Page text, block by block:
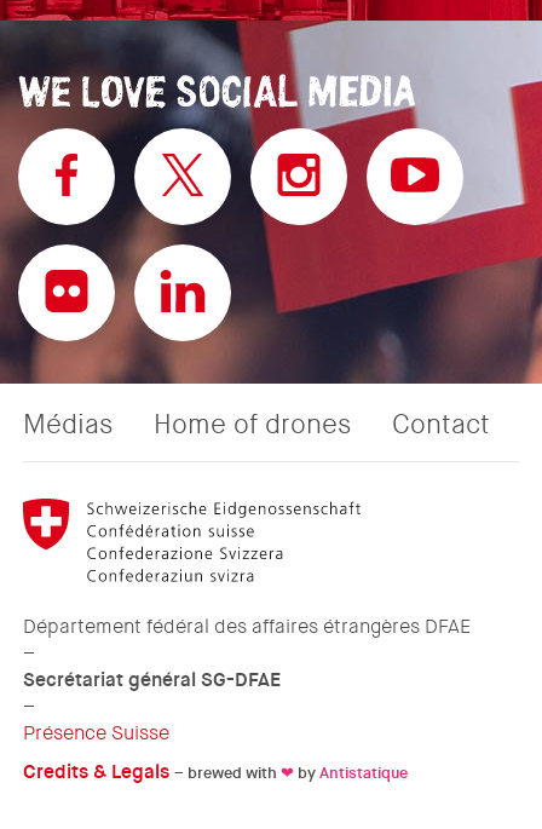
Médias Home of drones Contact
Département fédéral des affaires étrangères DFAE
–
Secrétariat général SG-DFAE
–
Présence Suisse
Credits & Legals – brewed with ❤ byAntistatique